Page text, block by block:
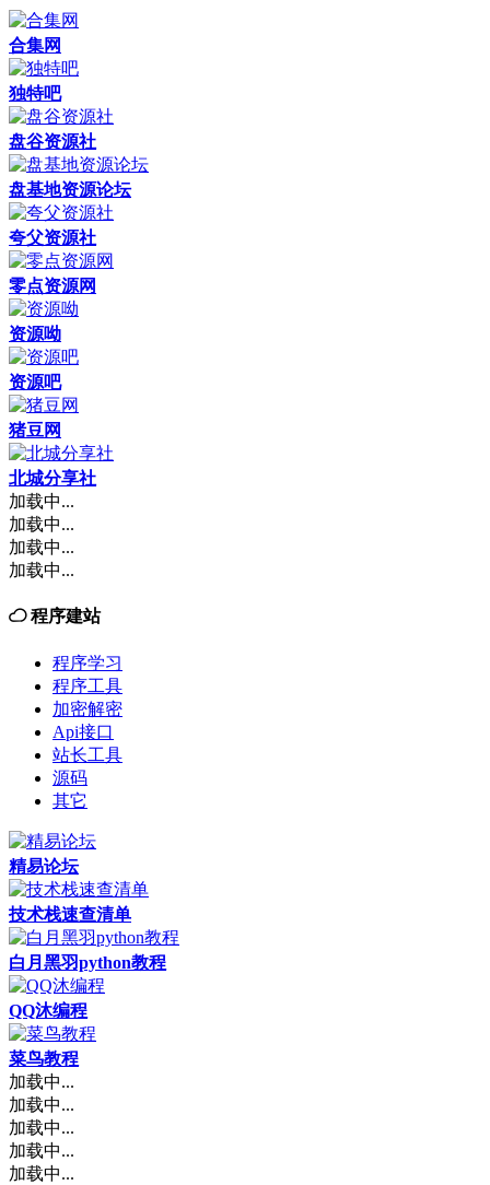
合集网
独特吧
盘谷资源社
盘基地资源论坛
夸父资源社
零点资源网
资源呦
资源吧
猪豆网
北城分享社
加载中...
加载中...
加载中...
加载中...
程序建站
程序学习
程序工具
加密解密
Api接口
站长工具
源码
其它
精易论坛
技术栈速查清单
白月黑羽python教程
QQ沐编程
菜鸟教程
加载中...
加载中...
加载中...
加载中...
加载中...